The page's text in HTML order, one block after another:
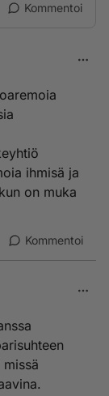
Kommentoi
ihmisä ja
on muka
Kommentoi